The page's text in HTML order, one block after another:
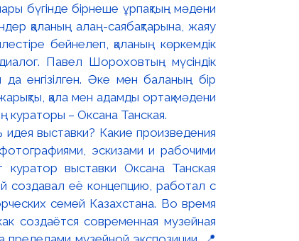
бүгінде бірнеше ұрпақтың мәдени
қаланың алаң-саябақтарына, жаяу
бейнелеп, қаланың көркемдік
Павел Шороховтың мүсіндік
енгізілген. Әке мен баланың бір
қала мен адамды ортақ мәдени
кураторы – Оксана Танская.